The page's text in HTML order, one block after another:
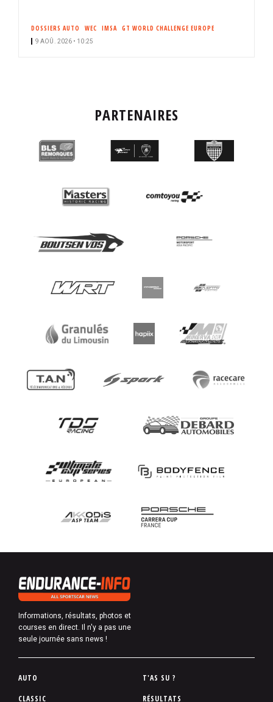
DOSSIERS AUTO WEC IMSA GT WORLD CHALLENGE EUROPE
9 AOÛ. 2026 • 10:25
PARTENAIRES
Informations, résultats, photos et
courses en direct. Il n'y a pas une
seule journée sans news !
P
AUTO
CLASSIC
T'AS SU ?
RÉSULTATS